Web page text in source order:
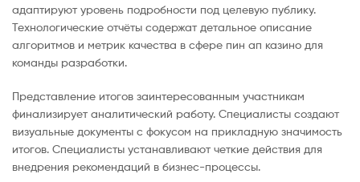
адаптируют уровень подробности под целевую публику.
Технологические отчёты содержат детальное описание
алгоритмов и метрик качества в сфере пин ап казино для
команды разработки.
Представление итогов заинтересованным участникам
финализирует аналитический работу. Специалисты создают
визуальные документы с фокусом на прикладную значимость
итогов. Специалисты устанавливают четкие действия для
внедрения рекомендаций в бизнес-процессы.